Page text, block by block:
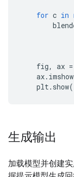
for c in
fig, ax =
ax. imshow
plt. show
生成输出
加载模型并创建